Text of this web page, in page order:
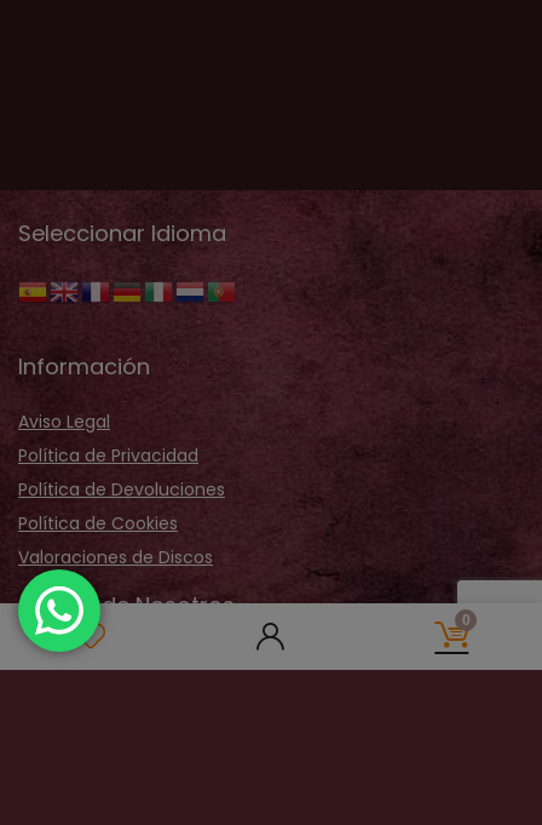
0
Seleccionar Idioma
Información
Aviso Legal
Política de Privacidad
Política de Devoluciones
Política de Cookies
Valoraciones de Discos
Acerca de Nosotros
Sobre Nosotros